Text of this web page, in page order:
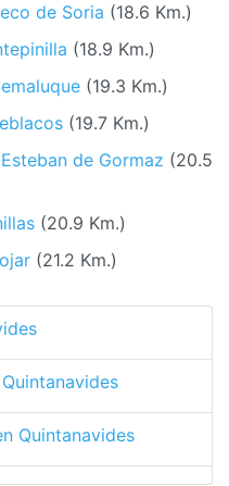
Cocinas en Rioseco de Soria (18.6 Km.)
en Fuentepinilla (18.9 Km.)
Cocinas en Valdemaluque (19.3 Km.)
en Torreblacos (19.7 Km.)
de Cocinas en San Esteban de Gormaz (20.5
en Arenillas (20.9 Km.)
en Caltojar (21.2 Km.)
Quintanavides